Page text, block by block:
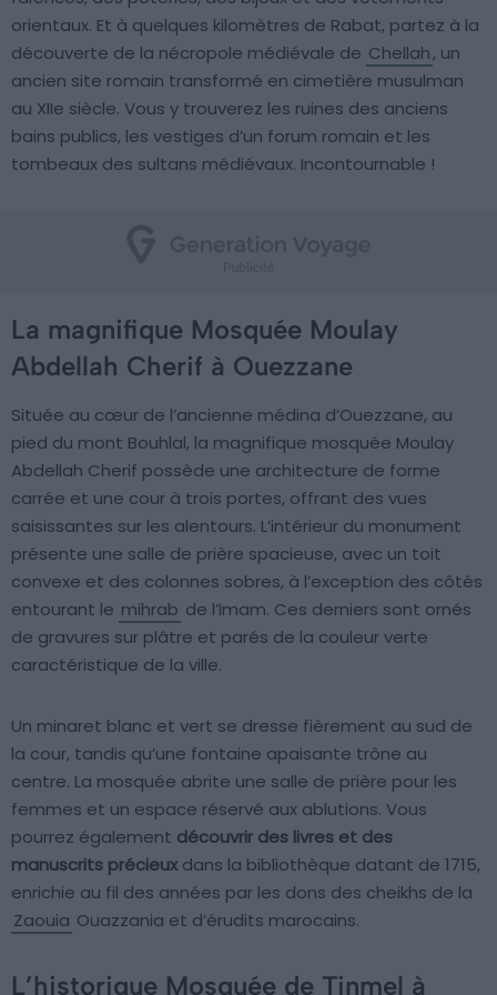
orientaux. Et à quelques kilomètres de Rabat, partez à la
découverte de la nécropole médiévale de Chellah, un
ancien site romain transformé en cimetière musulman
au XIIe siècle. Vous y trouverez les ruines des anciens
bains publics, les vestiges d’un forum romain et les
tombeaux des sultans médiévaux. Incontournable !
La magnifique Mosquée Moulay
Abdellah Cherif à Ouezzane
Située au cœur de l’ancienne médina d’Ouezzane, au
pied du mont Bouhlal, la magnifique mosquée Moulay
Abdellah Cherif possède une architecture de forme
carrée et une cour à trois portes, offrant des vues
saisissantes sur les alentours. L’intérieur du monument
présente une salle de prière spacieuse, avec un toit
convexe et des colonnes sobres, à l’exception des côtés
entourant le mihrab de l’Imam. Ces derniers sont ornés
de gravures sur plâtre et parés de la couleur verte
caractéristique de la ville.
Un minaret blanc et vert se dresse fièrement au sud de
la cour, tandis qu’une fontaine apaisante trône au
centre. La mosquée abrite une salle de prière pour les
femmes et un espace réservé aux ablutions. Vous
pourrez également découvrir des livres et des
manuscrits précieuxdans la bibliothèque datant de 1715,
enrichie au fil des années par les dons des cheikhs de la
Zaouia Ouazzania et d’érudits marocains.
L’historique Mosquée de Tinmel à